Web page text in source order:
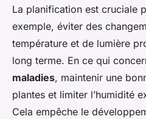
La planification est cruciale
exemple, éviter des
température et de lumière
long terme. En ce qui
maladies, maintenir une
plantes et limiter l’humidité
Cela empêche le